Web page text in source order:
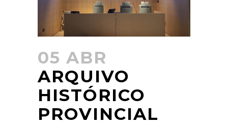
05 ABR
ARQUIVO
HISTÓRICO
PROVINCIAL